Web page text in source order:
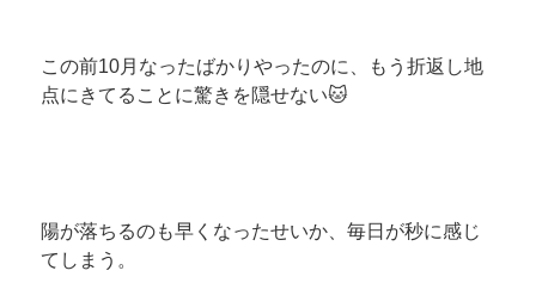
この前10月なったばかりやったのに、もう折返し地
点にきてることに驚きを隠せない🐱
陽が落ちるのも早くなったせいか、毎日が秒に感じ
てしまう。